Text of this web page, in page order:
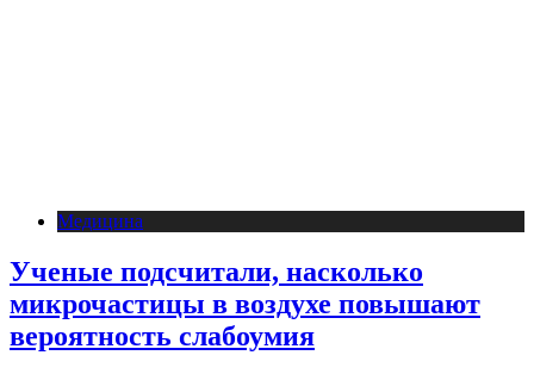
Медицина
Ученые подсчитали, насколько
микрочастицы в воздухе повышают
вероятность слабоумия